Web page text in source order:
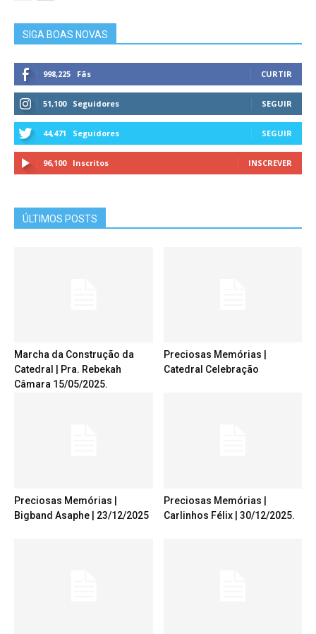
SIGA BOAS NOVAS
998,225 Fãs CURTIR
51,100 Seguidores SEGUIR
44,471 Seguidores SEGUIR
96,100 Inscritos INSCREVER
ÚLTIMOS POSTS
Marcha da Construção da
Catedral | Pra. Rebekah
Câmara 15/05/2025.
Preciosas Memórias |
Catedral Celebração
Preciosas Memórias |
Bigband Asaphe | 23/12/2025
Preciosas Memórias |
Carlinhos Félix | 30/12/2025.